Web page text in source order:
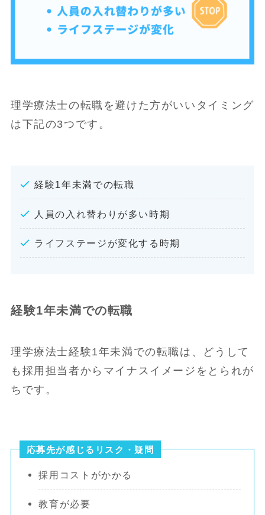
理学療法士の転職を避けた方がいいタイミング
は下記の3つです。
経験1年未満での転職
人員の入れ替わりが多い時期
ライフステージが変化する時期
経験1年未満での転職
理学療法士経験1年未満での転職は、どうして
も採用担当者からマイナスイメージをとられが
ちです。
応募先が感じるリスク・疑問
採用コストがかかる
教育が必要